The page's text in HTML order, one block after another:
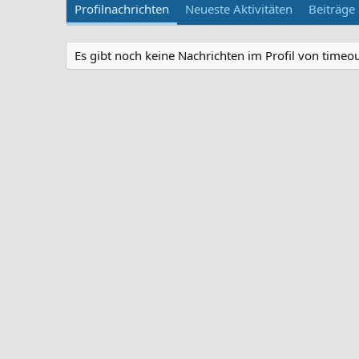
Profilnachrichten Neueste Aktivitäten Beiträge
Es gibt noch keine Nachrichten im Profil von